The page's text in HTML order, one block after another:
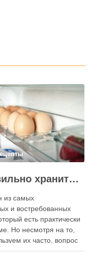
Как правильно хранить яйца: в холодильнике или на полке?
из самых
и востребованных
есть практически
Но несмотря на то,
их часто, вопрос
актуальным: где